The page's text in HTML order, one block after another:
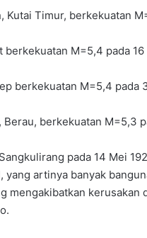
Kutai Timur, berkekuatan
berkekuatan M=5,4 pada
berkekuatan M=5,4 pada
Berau, berkekuatan M=5,3
pada 14 Mei
yang artinya banyak
mengakibatkan kerusakan